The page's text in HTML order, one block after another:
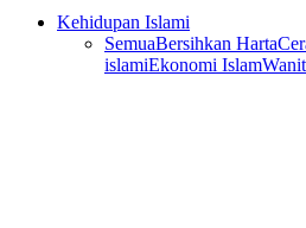
Kehidupan Islami
SemuaBersihkan Harta
islamiEkonomi Islam